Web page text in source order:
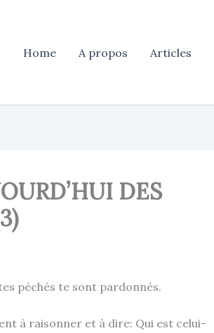
Home A propos Articles
DES
péchés te sont pardonnés.
à raisonner et à dire: Qui est celui-